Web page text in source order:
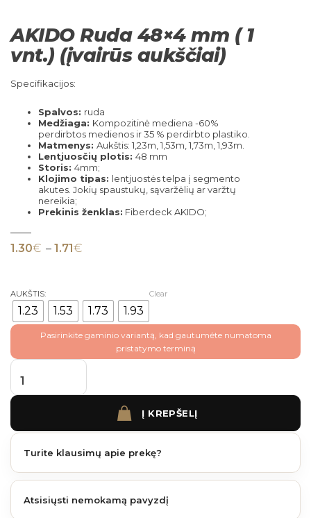
AKIDO Ruda 48×4 mm ( 1
vnt.) (įvairūs aukščiai)
Specifikacijos:
Spalvos: ruda
Medžiaga: Kompozitinė mediena -60%
perdirbtos medienos ir 35 % perdirbto plastiko.
Matmenys: Aukštis: 1,23m, 1,53m, 1,73m, 1,93m.
Lentjuosčių plotis: 48 mm
Storis: 4mm;
Klojimo tipas: lentjuostės telpa į segmento
akutes. Jokių spaustukų, sąvaržėlių ar varžtų
nereikia;
Prekinis ženklas: Fiberdeck AKIDO;
1.30€ – 1.71€
AUKŠTIS:
1.23 1.53 1.73 1.93
Clear
Pasirinkite gaminio variantą, kad gautumėte numatoma
pristatymo terminą
produkto kiekis: AKIDO Ruda 48×4 mm ( 1 vnt.) (įvairūs aukščiai)
Į KREPŠELĮ
Turite klausimų apie prekę?
Atsisiųsti nemokamą pavyzdį